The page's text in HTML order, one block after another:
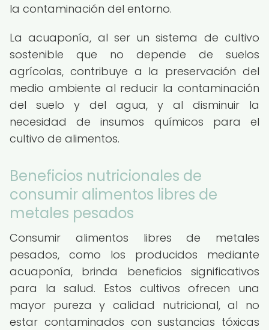
la contaminación del entorno.
La acuaponía, al ser un sistema de cultivo
sostenible que no depende de suelos
agrícolas, contribuye a la preservación del
medio ambiente al reducir la contaminación
del suelo y del agua, y al disminuir la
necesidad de insumos químicos para el
cultivo de alimentos.
Beneficios nutricionales de
consumir alimentos libres de
metales pesados
Consumir alimentos libres de metales
pesados, como los producidos mediante
acuaponía, brinda beneficios significativos
para la salud. Estos cultivos ofrecen una
mayor pureza y calidad nutricional, al no
estar contaminados con sustancias tóxicas